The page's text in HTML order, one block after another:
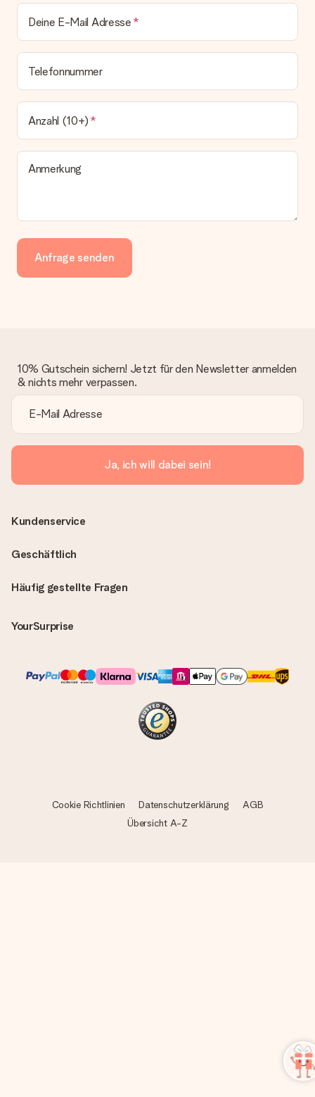
Deine E-Mail Adresse
Telefonnummer
Anzahl (10+)
Anmerkung
Anfrage senden
10% Gutschein sichern! Jetzt für den Newsletter anmelden
& nichts mehr verpassen.
Ja, ich will dabei sein!
Häufig gestellte Fragen
YourSurprise
Kundenservice
Geschäftlich
Cookie Richtlinien Datenschutzerklärung
AGB
Übersicht A-Z